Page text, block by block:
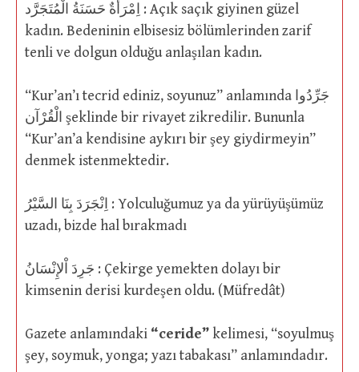
اِمْرَأَةٌ حَسَنَةُ الْمُتَجَرَّد : Açık saçık giyinen güzel
kadın. Bedeninin elbisesiz bölümlerinden zarif
tenli ve dolgun olduğu anlaşılan kadın.
“Kur’an’ı tecrid ediniz, soyunuz” anlamında جَرِّدُوا
الْقُرْآن şeklinde bir rivayet zikredilir. Bununla
“Kur’an’a kendisine aykırı bir şey giydirmeyin”
denmek istenmektedir.
اِنْجَرَدَ بِنَا السَّيْرُ : Yolculuğumuz ya da yürüyüşümüz
uzadı, bizde hal bırakmadı
جَرِدَ اْلإِنْسَانُ : Çekirge yemekten dolayı bir
kimsenin derisi kurdeşen oldu. (Müfredât)
Gazete anlamındaki “ceride” kelimesi, “soyulmuş
şey, soymuk, yonga; yazı tabakası” anlamındadır.